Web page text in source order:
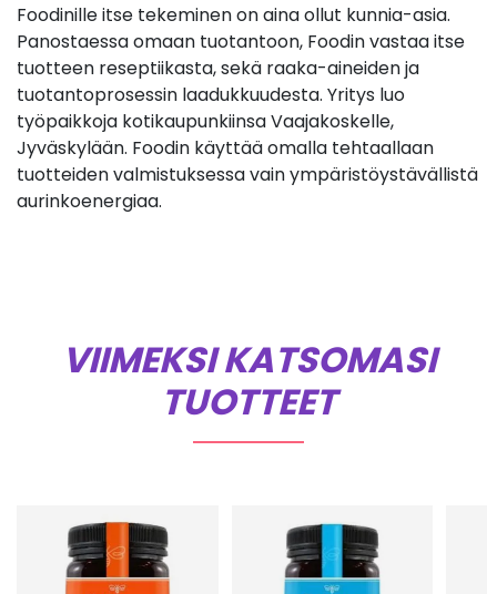
Foodinille itse tekeminen on aina ollut kunnia-asia.
Panostaessa omaan tuotantoon, Foodin vastaa itse
tuotteen reseptiikasta, sekä raaka-aineiden ja
tuotantoprosessin laadukkuudesta. Yritys luo
työpaikkoja kotikaupunkiinsa Vaajakoskelle,
Jyväskylään. Foodin käyttää omalla tehtaallaan
tuotteiden valmistuksessa vain ympäristöystävällistä
aurinkoenergiaa.
VIIMEKSI KATSOMASI
TUOTTEET